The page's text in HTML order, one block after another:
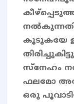
കൂടുകയേ
സ്‌നേഹം
ഫലമോ
ഒരു